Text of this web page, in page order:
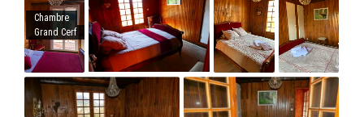
Chambre
Grand Cerf